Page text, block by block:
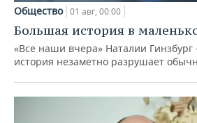
Общество 01 авг, 00:00
Большая история в
«Все наши вчера» Наталии
история незаметно разрушает